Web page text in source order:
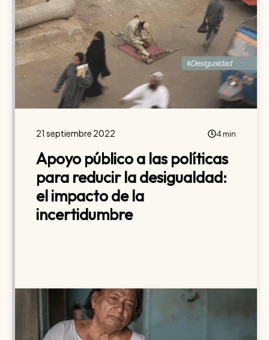
21 septiembre 2022 4 min
Apoyo público a las políticas
para reducir la desigualdad:
el impacto de la
incertidumbre